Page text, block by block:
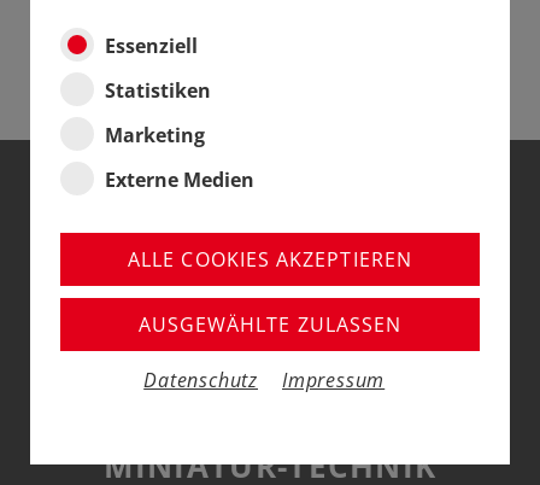
Essenziell
Statistiken
Marketing
Externe Medien
ALLE COOKIES AKZEPTIEREN
AUSGEWÄHLTE ZULASSEN
Datenschutz Impressum
DIE LOKOMOTIVE
DER
AC/DC - BLACK ICE
TOUR
MINIATUR-TECHNIK